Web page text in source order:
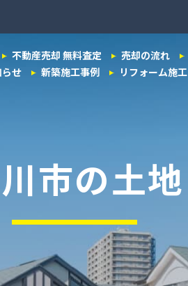
不動産売却 無料査定 売却の流れ
せ 新築施工事例 リフォーム施工
市の土地